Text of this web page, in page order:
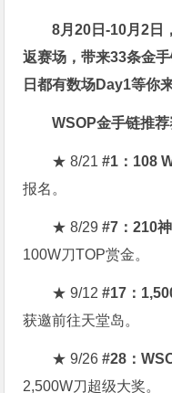
8月20日-10月2日
返赛场 ，带来33条金
日都有数场Day1等你
WSOP金手链推
★ 8/21#1：108
报名。
★ 8/29#7：210
100W刀TOP赏金。
★ 9/12#17：
获邀前往天堂岛。
★ 9/26#28：
2,500W刀超级大奖。